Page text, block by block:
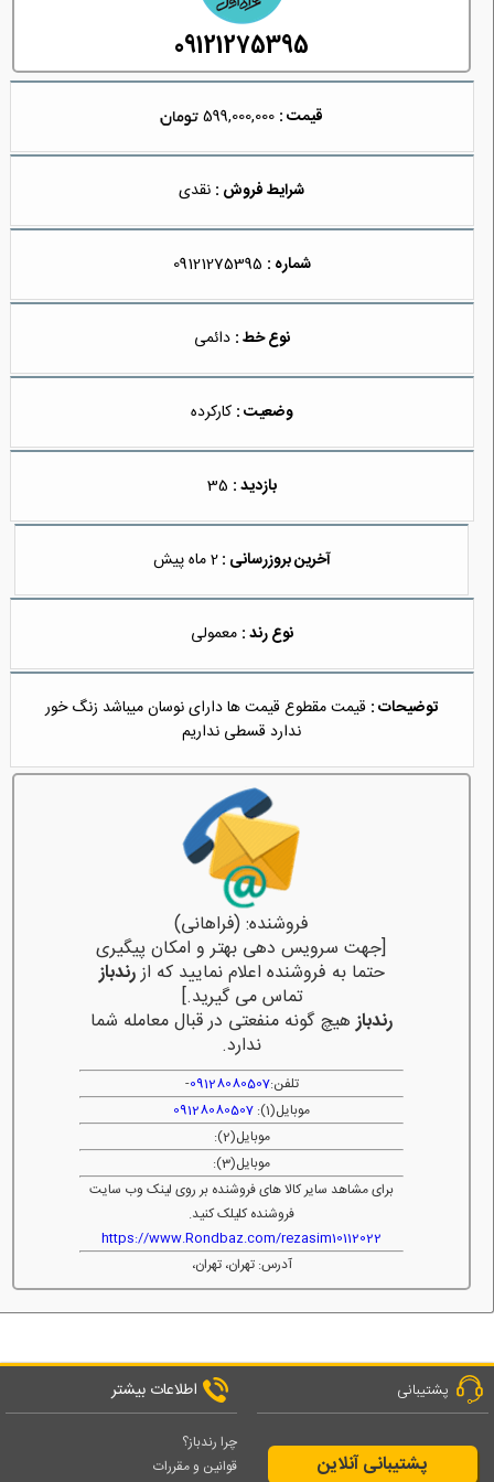
09121275395
قیمت :
شرایط فروش : نقدی
شماره : 09121275395
نوع خط : دائمی
وضعیت : کارکرده
بازدید :
آخرین بروزرسانی :2 ماه پیش
نوع رند : معمولی
توضیحات : قیمت مقطوع قیمت ها دارای نوسان میباشد زنگ خور
ندارد قسطی نداریم
فروشنده: (فراهانی)
[جهت سرویس دهی بهتر و امکان پیگیری
حتما به فروشنده اعلام نمایید که ازرندباز
تماس می گیرید.]
رندبازهیچ گونه منفعتی در قبال معامله شما
ندارد.
تلفن:09128080507
-
موبایل(1):
09128080507
موبایل(2):
موبایل(3):
برای مشاهد سایر کالا های فروشنده بر روی لینک وب سایت
فروشنده کلیلک کنید.
https://www.Rondbaz.com/rezasim10112022
آدرس: تهران، تهران،
پشتیبانی
پشتیبانی آنلاین
اطلاعات بیشتر
چرا رندباز؟
قوانین و مقررات